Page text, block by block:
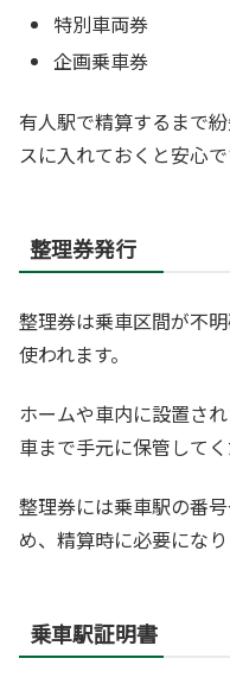
特別車両券
企画乗車券
有人駅で精算するまで
スに入れておくと安心で
整理券発行
整理券は乗車区間が不
使われます。
ホームや車内に設置さ
車まで手元に保管してく
整理券には乗車駅の番
め、精算時に必要になり
乗車駅証明書